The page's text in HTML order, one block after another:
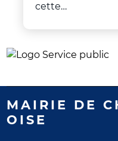
cette…
MAIRIE DE
OISE